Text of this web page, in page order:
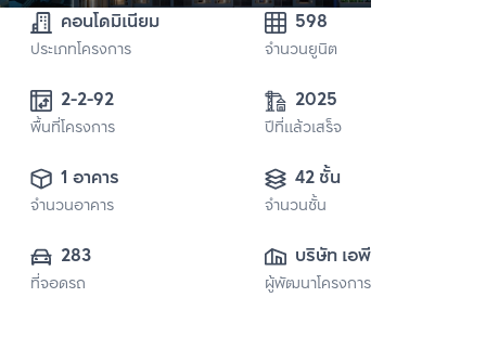
คอนโดมิเนียม
ประเภทโครงการ
598
จำนวนยูนิต
2-2-92
พื้นที่โครงการ
2025
ปีที่แล้วเสร็จ
1 อาคาร
จำนวนอาคาร
42 ชั้น
จำนวนชั้น
283
ที่จอดรถ
บริษัท เอพี เอ็มอี 16
จำกัด
ผู้พัฒนาโครงการ